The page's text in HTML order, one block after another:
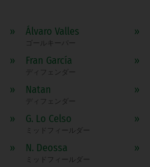
» Álvaro Valles
ゴールキーパー
»
» Fran García
ディフェンダー
»
» Natan
ディフェンダー
»
» G. Lo Celso
ミッドフィールダー
»
» N. Deossa
ミッドフィールダー
»